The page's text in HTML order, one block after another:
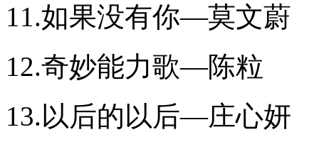
11.如果没有你—莫文蔚
12.奇妙能力歌—陈粒
13.以后的以后—庄心妍